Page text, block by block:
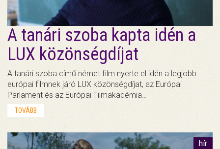
A tanári szoba kapta idén a
LUX közönségdíjat
A tanári szoba című német film nyerte el idén a legjobb
európai filmnek járó LUX közönségdíjat, az Európai
Parlament és az Európai Filmakadémia…
TOVÁBB
hír